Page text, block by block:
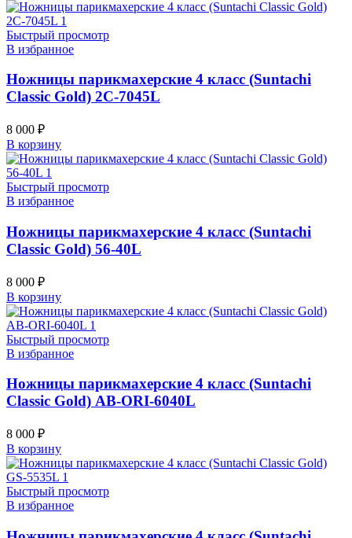
Быстрый просмотр
В избранное
Ножницы парикмахерские 4 класс (Suntachi
Classic Gold) 2C-7045L
8 000 ₽
В корзину
Быстрый просмотр
В избранное
Ножницы парикмахерские 4 класс (Suntachi
Classic Gold) 56-40L
8 000 ₽
В корзину
Быстрый просмотр
В избранное
Ножницы парикмахерские 4 класс (Suntachi
Classic Gold) AB-ORI-6040L
8 000 ₽
В корзину
Быстрый просмотр
В избранное